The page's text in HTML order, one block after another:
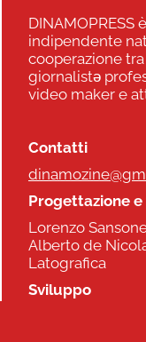
indipendente
cooperazione
giornalistə
video maker e
Contatti
Progettazione
Lorenzo
Alberto de
Latografica
Sviluppo